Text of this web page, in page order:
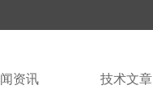
资讯 技术文章